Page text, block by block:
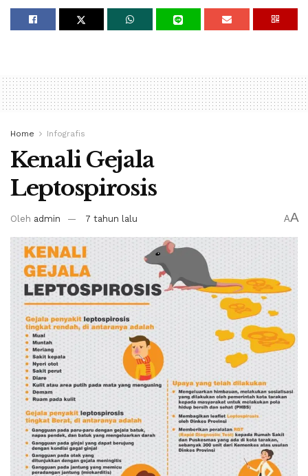
Home Infografis
Kenali Gejala
Leptospirosis
Oleh admin 7 tahun lalu AA